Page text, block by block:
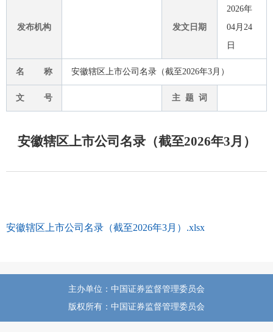
发布机构 发文日期
2026年
04月24
日
名 称 安徽辖区上市公司名录（截至2026年3月）
文 号 主 题 词
安徽辖区上市公司名录（截至2026年3月）
安徽辖区上市公司名录（截至2026年3月）.xlsx
主办单位：中国证券监督管理委员会
版权所有：中国证券监督管理委员会